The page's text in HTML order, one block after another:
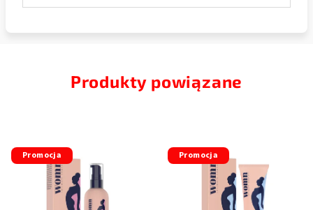
Produkty powiązane
Promocja Promocja